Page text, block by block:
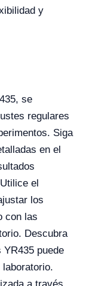
y
se
regulares
Siga
en el
el
los
con las
Descubra
YR435 puede